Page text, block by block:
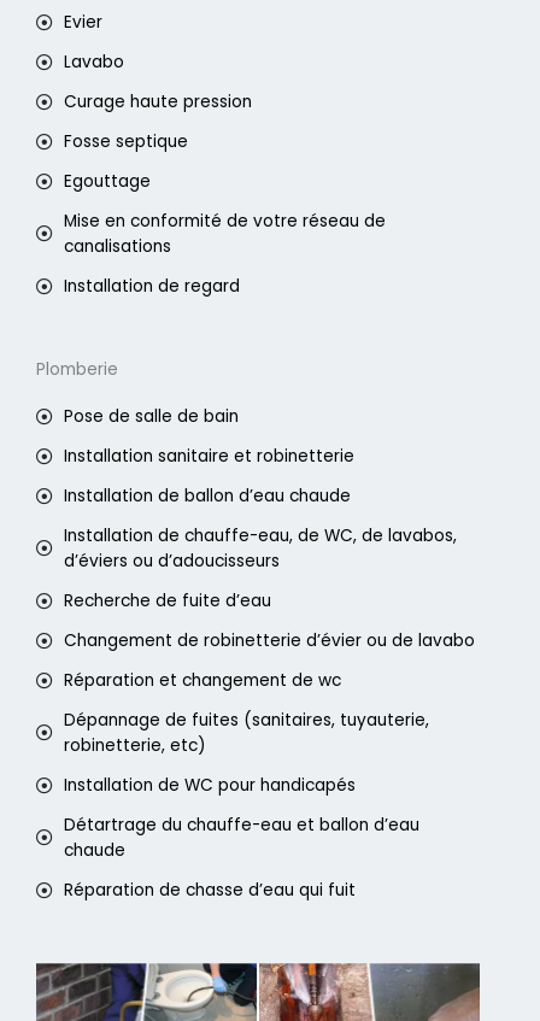
Evier
Lavabo
Curage haute pression
Fosse septique
Egouttage
Mise en conformité de votre réseau de
canalisations
Installation de regard
Plomberie
Pose de salle de bain
Installation sanitaire et robinetterie
Installation de ballon d’eau chaude
Installation de chauffe-eau, de WC, de lavabos,
d’éviers ou d’adoucisseurs
Recherche de fuite d’eau
Changement de robinetterie d’évier ou de lavabo
Réparation et changement de wc
Dépannage de fuites (sanitaires, tuyauterie,
robinetterie, etc)
Installation de WC pour handicapés
Détartrage du chauffe-eau et ballon d’eau
chaude
Réparation de chasse d’eau qui fuit